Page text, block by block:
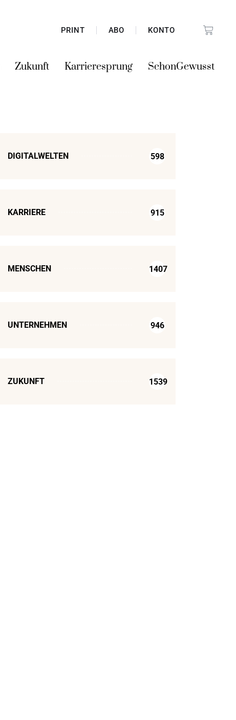
PRINT ABO KONTO
Zukunft Karrieresprung SchonGewusst
DIGITALWELTEN 598
KARRIERE 915
MENSCHEN 1407
UNTERNEHMEN 946
ZUKUNFT 1539